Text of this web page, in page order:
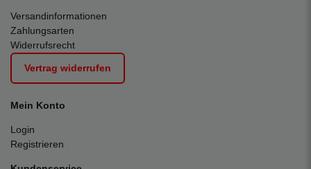
Versandinformationen
Zahlungsarten
Widerrufsrecht
Vertrag widerrufen
Mein Konto
Login
Registrieren